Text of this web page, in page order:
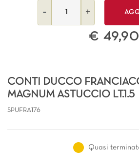
€ 49,90
CONTI DUCCO
MAGNUM ASTUCCIO LT.1.5
SPUFRA176
Quasi